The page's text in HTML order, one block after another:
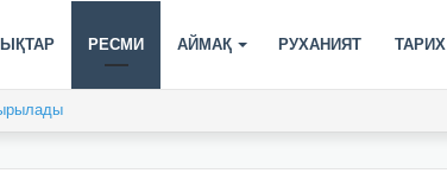
РЕСМИ АЙМАҚ РУХАНИЯТ ТАРИХ